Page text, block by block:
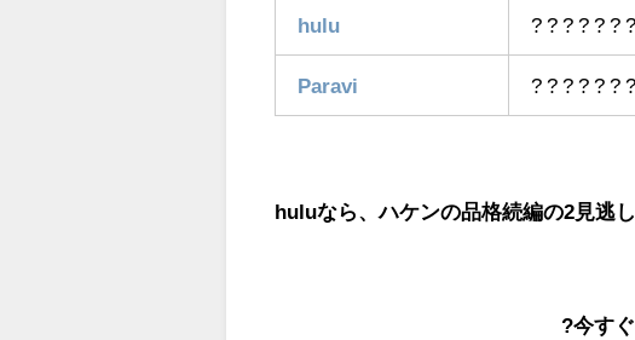
hulu ? ? ? ? ? ?
Paravi ? ? ? ? ? ?
huluなら、ハケンの品格続編の2見逃
?今す